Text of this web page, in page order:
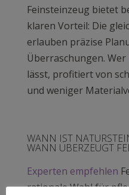
Feinsteinzeug bietet
klaren Vorteil: Die
erlauben präzise
Überraschungen. Wer
lässt, profitiert von
und weniger
WANN IST
WANN ÜBERZEUGT
Experten empfehlen
rationale Wahl für